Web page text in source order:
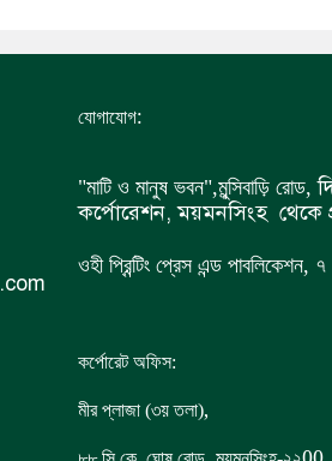
যোগাযোগ:
"মাটি ও মানুষ ভবন",মুন্সিবাড়ি রোড,
কর্পোরেশন, ময়মনসিংহ থেকে
ওহী প্রিন্টিং প্রেস এন্ড
কর্পোরেট অফিস:
মীর প্লাজা (৩য় তলা),